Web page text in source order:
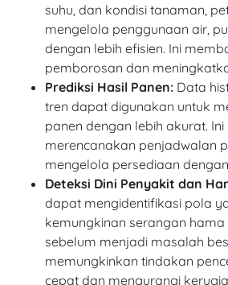
suhu, dan kondisi tanaman,
mengelola penggunaan air,
dengan lebih efisien. Ini
pemborosan dan
Prediksi Hasil Panen: Data
tren dapat digunakan untuk
panen dengan lebih akurat.
merencanakan penjadwalan
mengelola persediaan
Deteksi Dini Penyakit dan
dapat mengidentifikasi pola
kemungkinan serangan
sebelum menjadi masalah
memungkinkan tindakan
cepat dan mengurangi